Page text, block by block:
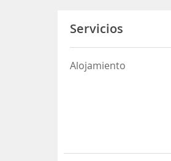
Servicios
Alojamiento